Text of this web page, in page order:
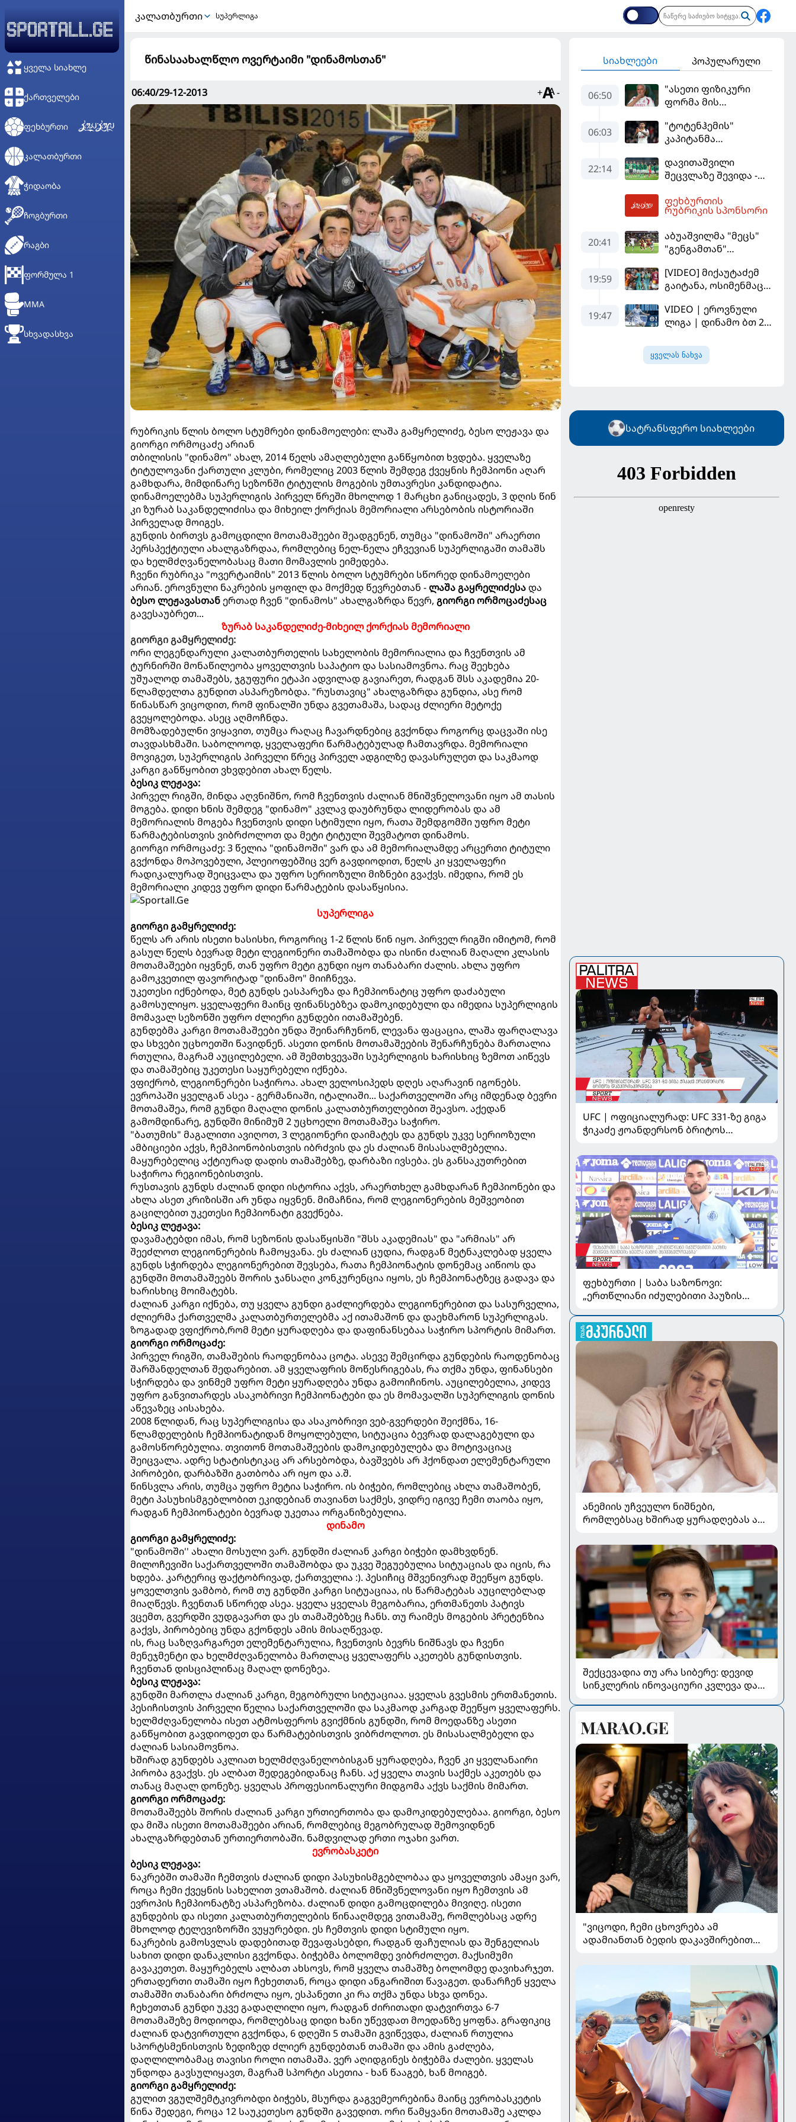
ᲧᲕᲔᲚᲐ ᲡᲘᲐᲮᲚᲔ
ᲥᲐᲠᲗᲕᲔᲚᲔᲑᲘ
ᲤᲔᲮᲑᲣᲠᲗᲘ
ᲙᲐᲚᲐᲗᲑᲣᲠᲗᲘ
ᲭᲘᲓᲐᲝᲑᲐ
ᲩᲝᲒᲑᲣᲠᲗᲘ
ᲠᲐᲒᲑᲘ
ᲤᲝᲠᲛᲣᲚᲐ 1
MMA
ᲡᲮᲕᲐᲓᲐᲡᲮᲕᲐ
ᲙᲐᲚᲐᲗᲑᲣᲠᲗᲘ სუპერლიგა
წინასაახალწლო ოვერტაიმი "დინამოსთან"
06:40/29-12-2013 + -
რუბრიკის წლის ბოლო სტუმრები დინამოელები: ლაშა გამყრელიძე, ბესო ლეჟავა და
გიორგი ორმოცაძე არიან
თბილისის "დინამო" ახალ, 2014 წელს ამაღლებული განწყობით ხვდება. ყველაზე
ტიტულოვანი ქართული კლუბი, რომელიც 2003 წლის შემდეგ ქვეყნის ჩემპიონი აღარ
გამხდარა, მიმდინარე სეზონში ტიტულის მოგების უმთავრესი კანდიდატია.
დინამოელებმა სუპერლიგის პირველ წრეში მხოლოდ 1 მარცხი განიცადეს, 3 დღის წინ
კი ზურაბ საკანდელიძისა და მიხეილ ქორქიას მემორიალი არსებობის ისტორიაში
პირველად მოიგეს.
გუნდის ბირთვს გამოცდილი მოთამაშეები შეადგენენ, თუმცა "დინამოში" არაერთი
პერსპექტიული ახალგაზრდაა, რომლებიც ნელ-ნელა ეჩვევიან სუპერლიგაში თამაშს
და ხელმძღვანელობასაც მათი მომავლის ეიმედება.
ჩვენი რუბრიკა "ოვერტაიმის" 2013 წლის ბოლო სტუმრები სწორედ დინამოელები
არიან. ეროვნული ნაკრების ყოფილ და მოქმედ წევრებთან - ლაშა გაყრელიძესადა
ბესო ლეჟავასთანერთად ჩვენ "დინამოს" ახალგაზრდა წევრ, გიორგი ორმოცაძესაც
გავესაუბრეთ...
ზურაბ საკანდელიძე-მიხეილ ქორქიას მემორიალი
გიორგი გამყრელიძე:
ორი ლეგენდარული კალათბურთელის სახელობის მემორიალია და ჩვენთვის ამ
ტურნირში მონაწილეობა ყოველთვის საპატიო და სასიამოვნოა. რაც შეეხება
უშუალოდ თამაშებს, ჯგუფური ეტაპი ადვილად გავიარეთ, რადგან შსს აკადემია 20-
წლამდელთა გუნდით ასპარეზობდა. "რუსთავიც" ახალგაზრდა გუნდია, ასე რომ
წინასწარ ვიცოდით, რომ ფინალში უნდა გვეთამაშა, სადაც ძლიერი მეტოქე
გვეყოლებოდა. ასეც აღმოჩნდა.
მომზადებულნი ვიყავით, თუმცა რაღაც ჩავარდნებიც გვქონდა როგორც დაცვაში ისე
თავდასხმაში. საბოლოოდ, ყველაფერი წარმატებულად ჩამთავრდა. მემორიალი
მოვიგეთ, სუპერლიგის პირველი წრეც პირველ ადგილზე დავასრულეთ და საკმაოდ
კარგი განწყობით ვხვდებით ახალ წელს.
ბესიკ ლეჟავა:
პირველ რიგში, მინდა აღვნიშნო, რომ ჩვენთვის ძალიან მნიშვნელოვანი იყო ამ თასის
მოგება. დიდი ხნის შემდეგ "დინამო" კვლავ დაუბრუნდა ლიდერობას და ამ
მემორიალის მოგება ჩვენთვის დიდი სტიმული იყო, რათა შემდგომში უფრო მეტი
წარმატებისთვის ვიბრძოლოთ და მეტი ტიტული შევმატოთ დინამოს.
გიორგი ორმოცაძე: 3 წელია "დინამოში" ვარ და ამ მემორიალამდე არცერთი ტიტული
გვქონდა მოპოვებული, პლეიოფებშიც ვერ გავდიოდით, წელს კი ყველაფერი
რადიკალურად შეიცვალა და უფრო სერიოზული მიზნები გვაქვს. იმედია, რომ ეს
მემორიალი კიდევ უფრო დიდი წარმატების დასაწყისია.
სუპერლიგა
გიორგი გამყრელიძე:
წელს არ არის ისეთი ხასისხი, როგორიც 1-2 წლის წინ იყო. პირველ რიგში იმიტომ, რომ
გასულ წელს ბევრად მეტი ლეგიონერი თამაშობდა და ისინი ძალიან მაღალი კლასის
მოთამაშეები იყვნენ, თან უფრო მეტი გუნდი იყო თანაბარი ძალის. ახლა უფრო
გამოკვეთილ ფავორიტად "დინამო" მიიჩნევა.
უკეთესი იქნებოდა, მეტ გუნდს ეასპარეზა და ჩემპიონატიც უფრო დაძაბული
გამოსულიყო. ყველაფერი მაინც ფინანსებზეა დამოკიდებული და იმედია სუპერლიგის
მომავალ სეზონში უფრო ძლიერი გუნდები ითამაშებენ.
გუნდებმა კარგი მოთამაშეები უნდა შეინარჩუნონ, ლევანა ფაცაცია, ლაშა ფარღალავა
და სხვები უცხოეთში წავიდნენ. ასეთი დონის მოთამაშეების შენარჩუნება მართალია
რთულია, მაგრამ აუცილებელი. ამ შემთხვევაში სუპერლიგის ხარისხიც ზემოთ აიწევს
და თამაშებიც უკეთესი საყურებელი იქნება.
ვფიქრობ, ლეგიონერები საჭიროა. ახალ ველოსიპედს დღეს აღარავინ იგონებს.
ევროპაში ყველგან ასეა - გერმანიაში, იტალიაში... საქართველოში არც იმდენად ბევრი
მოთამაშეა, რომ გუნდი მაღალი დონის კალათბურთელებით შეავსო. აქედან
გამომდინარე, გუნდში მინიმუმ 2 უცხოელი მოთამაშეა საჭირო.
"ბათუმის" მაგალითი ავიღოთ, 3 ლეგიონერი დაიმატეს და გუნდს უკვე სერიოზული
ამბიციები აქვს, ჩემპიონობისთვის იბრძვის და ეს ძალიან მისასალმებელია.
მაყურებელიც აქტიურად დადის თამაშებზე, დარბაზი ივსება. ეს განსაკუთრებით
საჭიროა რეგიონებისთვის.
რუსთავის გუნდს ძალიან დიდი ისტორია აქვს, არაერთხელ გამხდარან ჩემპიონები და
ახლა ასეთ კრიზისში არ უნდა იყვნენ. მიმაჩნია, რომ ლეგიონერების მეშვეობით
გაცილებით უკეთესი ჩემპიონატი გვექნება.
ბესიკ ლეჟავა:
დავამატებდი იმას, რომ სეზონის დასაწყისში "შსს აკადემიას" და "არმიას" არ
შეეძლოთ ლეგიონერების ჩამოყვანა. ეს ძალიან ცუდია, რადგან მეტნაკლებად ყველა
გუნდს სჭირდება ლეგიონერებით შევსება, რათა ჩემპიონატის დონემაც აიწიოს და
გუნდში მოთამაშეებს შორის ჯანსაღი კონკურენცია იყოს, ეს ჩემპიონატზეც გადავა და
ხარისხიც მოიმატებს.
ძალიან კარგი იქნება, თუ ყველა გუნდი გაძლიერდება ლეგიონერებით და სასურველია,
ძლიერმა ქართველმა კალათბურთელებმა აქ ითამაშონ და დაეხმარონ სუპერლიგას.
ზოგადად ვფიქრობ,რომ მეტი ყურადღება და დაფინანსებაა საჭირო სპორტის მიმართ.
გიორგი ორმოცაძე:
პირველ რიგში, თამაშების რაოდენობაა ცოტა. ასევე შემცირდა გუნდების რაოდენობაც
შარშანდელთან შედარებით. ამ ყველაფრის მოწესრიგებას, რა თქმა უნდა, ფინანსები
სჭირდება და ვინმემ უფრო მეტი ყურადღება უნდა გამოიჩინოს. აუცილებელია, კიდევ
უფრო განვითარდეს ასაკობრივი ჩემპიონატები და ეს მომავალში სუპერლიგის დონის
აწევაზეც აისახება.
2008 წლიდან, რაც სუპერლიგისა და ასაკობრივი ვებ-გვერდები შეიქმნა, 16-
წლამდელების ჩემპიონატიდან მოყოლებული, სიტუაცია ბევრად დალაგებული და
გამოსწორებულია. თვითონ მოთამაშეების დამოკიდებულება და მოტივაციაც
შეიცვალა. ადრე სტატისტიკაც არ არსებობდა, ბავშვებს არ ჰქონდათ ელემენტარული
პირობები, დარბაზში გათბობა არ იყო და ა.შ.
წინსვლა არის, თუმცა უფრო მეტია საჭირო. ის ბიჭები, რომლებიც ახლა თამაშობენ,
მეტი პასუხისმგებლობით ეკიდებიან თავიანთ საქმეს, ვიდრე იგივე ჩემი თაობა იყო,
რადგან ჩემპიონატები ბევრად უკეთაა ორგანიზებულია.
დინამო
გიორგი გამყრელიძე:
"დინამოში'' ახალი მოსული ვარ. გუნდში ძალიან კარგი ბიჭები დამხვდნენ.
მილოჩევიში საქართველოში თამაშობდა და უკვე შეგუებულია სიტუაციას და იცის, რა
ხდება. კარტერიც ფაქტობრივად, ქართველია :). პესიჩიც მშვენივრად შეეწყო გუნდს.
ყოველთვის ვამბობ, რომ თუ გუნდში კარგი სიტუაციაა, ის წარმატებას აუცილებლად
მიაღწევს. ჩვენთან სწორედ ასეა. ყველა ყველას მეგობარია, ერთმანეთს პატივს
ვცემთ, გვერდში ვუდგავართ და ეს თამაშებზეც ჩანს. თუ რაიმეს მოგების პრეტენზია
გაქვს, პირობებიც უნდა გქონდეს ამის მისაღწევად.
ის, რაც საზღვარგარეთ ელემენტარულია, ჩვენთვის ბევრს ნიშნავს და ჩვენი
მენეჯმენტი და ხელმძღვანელობა მართლაც ყველაფერს აკეთებს გუნდისთვის.
ჩვენთან დისციპლინაც მაღალ დონეზეა.
ბესიკ ლეჟავა:
გუნდში მართლა ძალიან კარგი, მეგობრული სიტუაციაა. ყველას გვესმის ერთმანეთის.
პესიჩისთვის პირველი წელია საქართველოში და საკმაოდ კარგად შეეწყო ყველაფერს.
ხელმძღვანელობა ისეთ ატმოსფეროს გვიქმნის გუნდში, რომ მოედანზე ასეთი
განწყობით გავდიოდეთ და წარმატებისთვის ვიბრძოლოთ. ეს მისასალმებელი და
ძალიან სასიამოვნოა.
ხშირად გუნდებს აკლიათ ხელმძღვანელობისგან ყურადღება, ჩვენ კი ყველანაირი
პირობა გვაქვს. ეს ალბათ შედეგებიდანაც ჩანს. აქ ყველა თავის საქმეს აკეთებს და
თანაც მაღალ დონეზე. ყველას პროფესიონალური მიდგომა აქვს საქმის მიმართ.
გიორგი ორმოცაძე:
მოთამაშეებს შორის ძალიან კარგი ურთიერთობა და დამოკიდებულებაა. გიორგი, ბესო
და მიშა ისეთი მოთამაშეები არიან, რომლებიც მეგობრულად შემოვიდნენ
ახალგაზრდებთან ურთიერთობაში. ნამდვილად ერთი ოჯახი ვართ.
ევრობასკეტი
ბესიკ ლეჟავა:
ნაკრებში თამაში ჩემთვის ძალიან დიდი პასუხისმგებლობაა და ყოველთვის ამაყი ვარ,
როცა ჩემი ქვეყნის სახელით ვთამაშობ. ძალიან მნიშვნელოვანი იყო ჩემთვის ამ
ევროპის ჩემპიონატზე ასპარეზობა. ძალიან დიდი გამოცდილება მივიღე. ისეთი
გუნდების და ისეთი კალათბურთელების წინააღმდეგ ვითამაშე, რომლებსაც ადრე
მხოლოდ ტელევიზორში ვუყურებდი. ეს ჩემთვის დიდი სტიმული იყო.
ნაკრების გამოსვლას დადებითად შევაფასებდი, რადგან ფაჩულიას და შენგელიას
სახით დიდი დანაკლისი გვქონდა. ბიჭებმა ბოლომდე ვიბრძოლეთ. მაქსიმუმი
გავაკეთეთ. მაყურებელს ალბათ ახსოვს, რომ ყველა თამაშზე ბოლომდე დავიხარჯეთ.
ერთადერთი თამაში იყო ჩეხეთთან, როცა დიდი ანგარიშით წავაგეთ. დანარჩენ ყველა
თამაშში თანაბარი ბრძოლა იყო, ესპანეთი კი რა თქმა უნდა სხვა დონეა.
ჩეხეთთან გუნდი უკვე გადაღლილი იყო, რადგან ძირითადი დატვირთვა 6-7
მოთამაშეზე მოდიოდა, რომლებსაც დიდი ხანი უწევდათ მოედანზე ყოფნა. გრაფიკიც
ძალიან დატვირთული გვქონდა, 6 დღეში 5 თამაში გვიწევდა, ძალიან რთულია
სპორტსმენისთვის ზედიზედ ძლიერ გუნდებთან თამაში და ამის გაძლება,
დაღლილობამაც თავისი როლი ითამაშა. ვერ აღიდგინეს ბიჭებმა ძალები. ყველას
უნდოდა გავსულიყავთ, მაგრამ სპორტი ასეთია - ხან წააგებ, ხან მოიგებ.
გიორგი გამყრელიძე:
გულით ვგულშემტკივრობდი ბიჭებს, მსურდა გაგვემეორებინა მაინც ევრობასკეტის
წინა შედეგი, როცა 12 საუკეთესო გუნდში გავედით. ორი წამყვანი მოთამაშე აკლდა
სიახლეები პოპულარული
06:50
"ასეთი ფიზიკური
ფორმა მის
შეეფერება" -
მოურინიომ "რეალის"
გააკრიტიკა
06:03
"ტოტენჰემის"
კაპიტანმა
გადასვლის სურვილი
გამოთქვა
22:14
დავითაშვილი
შეცვლაზე შევიდა -
"სოშოს" მოუგო
ფეხბურთის
რუბრიკის სპონსორი
20:41
აბუაშვილმა "მეცს"
"გენგამთან"
19:59
[VIDEO] მიქაუტაძემ
გაიტანა, ოსიმენმაც -
სტამბოლში
"გალათასარაის"
19:47
VIDEO | ეროვნული
ლიგა | დინამო ბთ 2-2
"დანაშაული"
ყველას ნახვა
სატრანსფერო სიახლეები
UFC | ოფიციალურად: UFC 331-ზე გიგა
ჭიკაძე ჟოანდერსონ ბრიტოს
ფეხბურთი | საბა საზონოვი:
„ერთწლიანი იძულებითი პაუზის
მნიშვნელოვანია“
ანემიის უჩვეულო ნიშნები,
რომლებსაც ხშირად ყურადღებას არ
შექცევადია თუ არა სიბერე: დევიდ
სინკლერის ინოვაციური კვლევა და
"ვიცოდი, ჩემი ცხოვრება ამ
ადამიანთან ბედის დაკავშირებით
ჟვანია დატო ევგენიძესთან